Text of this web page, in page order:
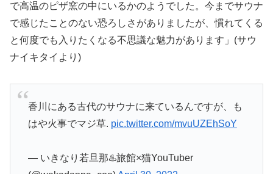
で高温のピザ窯の中にいるかのようでした。今までサウナ
で感じたことのない恐ろしさがありましたが、慣れてくる
と何度でも入りたくなる不思議な魅力があります」(サウ
ナイキタイより)
香川にある古代のサウナに来ているんですが、も
はや火事でマジ草. pic.twitter.com/mvuUZEhSoY
— いきなり若旦那♨️旅館×猫YouTuber